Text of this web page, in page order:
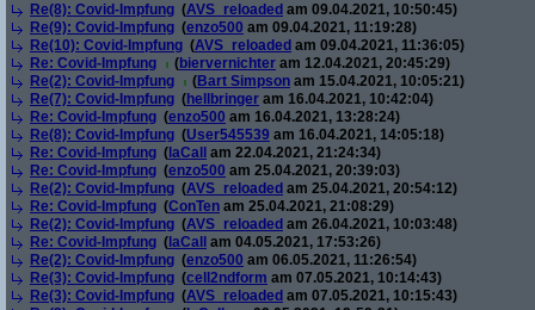
Re(8): Covid-Impfung (AVS_reloaded am 09.04.2021, 10:50:45)
Re(9): Covid-Impfung (enzo500 am 09.04.2021, 11:19:28)
Re(10): Covid-Impfung (AVS_reloaded am 09.04.2021, 11:36:05)
Re: Covid-Impfung
(biervernichter am 12.04.2021, 20:45:29)
Re(2): Covid-Impfung
(Bart Simpson am 15.04.2021, 10:05:21)
Re(7): Covid-Impfung (hellbringer am 16.04.2021, 10:42:04)
Re: Covid-Impfung (enzo500 am 16.04.2021, 13:28:24)
Re(8): Covid-Impfung (User545539 am 16.04.2021, 14:05:18)
Re: Covid-Impfung ( laCall
am 22.04.2021, 21:24:34)
Re: Covid-Impfung (enzo500 am 25.04.2021, 20:39:03)
Re(2): Covid-Impfung (AVS_reloaded am 25.04.2021, 20:54:12)
Re: Covid-Impfung (ConTen am 25.04.2021, 21:08:29)
Re(2): Covid-Impfung (AVS_reloaded am 26.04.2021, 10:03:48)
Re: Covid-Impfung ( laCall
am 04.05.2021, 17:53:26)
Re(2): Covid-Impfung (enzo500 am 06.05.2021, 11:26:54)
Re(3): Covid-Impfung (cell2ndform am 07.05.2021, 10:14:43)
Re(3): Covid-Impfung (AVS_reloaded am 07.05.2021, 10:15:43)